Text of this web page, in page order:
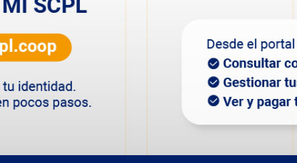
los velatorios, atentos a las disposiciones
tareas de mantenimiento y modificaciones para
más confort a las salas de Avda. Yrigoyen.
cabo una remodelación integral en todo el
colocó amoblamiento nuevo y equipos de aire
en los núcleos sanitarios para damas,
Asimismo, se modificaron algunos espacios
a un familiar y se hizo todo un